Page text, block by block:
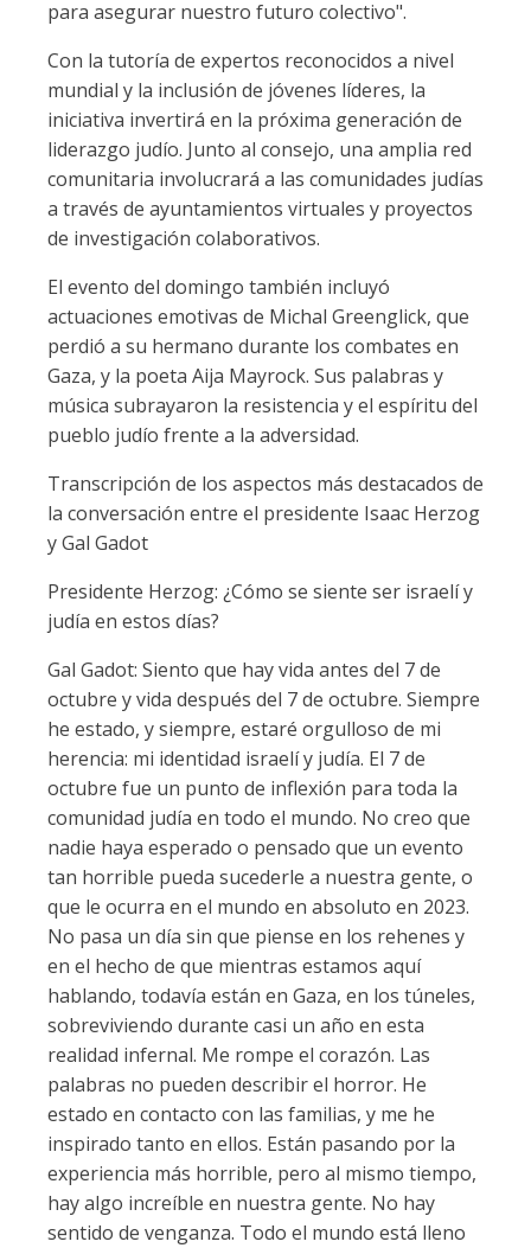
para asegurar nuestro futuro colectivo".
Con la tutoría de expertos reconocidos a nivel
mundial y la inclusión de jóvenes líderes, la
iniciativa invertirá en la próxima generación de
liderazgo judío. Junto al consejo, una amplia red
comunitaria involucrará a las comunidades judías
a través de ayuntamientos virtuales y proyectos
de investigación colaborativos.
El evento del domingo también incluyó
actuaciones emotivas de Michal Greenglick, que
perdió a su hermano durante los combates en
Gaza, y la poeta Aija Mayrock. Sus palabras y
música subrayaron la resistencia y el espíritu del
pueblo judío frente a la adversidad.
Transcripción de los aspectos más destacados de
la conversación entre el presidente Isaac Herzog
y Gal Gadot
Presidente Herzog: ¿Cómo se siente ser israelí y
judía en estos días?
Gal Gadot: Siento que hay vida antes del 7 de
octubre y vida después del 7 de octubre. Siempre
he estado, y siempre, estaré orgulloso de mi
herencia: mi identidad israelí y judía. El 7 de
octubre fue un punto de inflexión para toda la
comunidad judía en todo el mundo. No creo que
nadie haya esperado o pensado que un evento
tan horrible pueda sucederle a nuestra gente, o
que le ocurra en el mundo en absoluto en 2023.
No pasa un día sin que piense en los rehenes y
en el hecho de que mientras estamos aquí
hablando, todavía están en Gaza, en los túneles,
sobreviviendo durante casi un año en esta
realidad infernal. Me rompe el corazón. Las
palabras no pueden describir el horror. He
estado en contacto con las familias, y me he
inspirado tanto en ellos. Están pasando por la
experiencia más horrible, pero al mismo tiempo,
hay algo increíble en nuestra gente. No hay
sentido de venganza. Todo el mundo está lleno